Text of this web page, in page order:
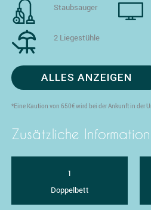
Staubsauger
2 Liegestühle
ALLES ANZEIGEN
*Eine Kaution von 650€ wird bei der Ankunft in der
Zusätzliche
1
Doppelbett